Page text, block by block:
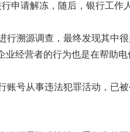
申请解冻，随后，银行工作
溯源调查，最终发现其中很
经营者的行为也是在帮助
号从事违法犯罪活动，已